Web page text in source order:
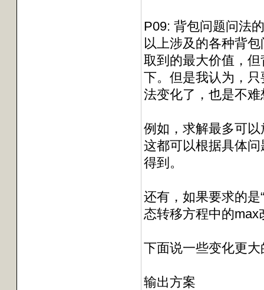
P09: 背包问题问法
以上涉及的各种背
取到的最大价值，
下。但是我认为，
法变化了，也是不
例如，求解最多可
这都可以根据具体
得到。
还有，如果要求的是
态转移方程中的max
下面说一些变化更
输出方案